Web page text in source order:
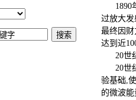
1890年
过放大发
最终因财
达到近
20世纪
20世纪
验基础,
的微波能